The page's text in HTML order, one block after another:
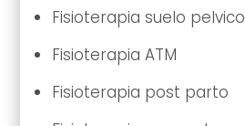
Fisioterapia suelo pelvico
Fisioterapia ATM
Fisioterapia post parto